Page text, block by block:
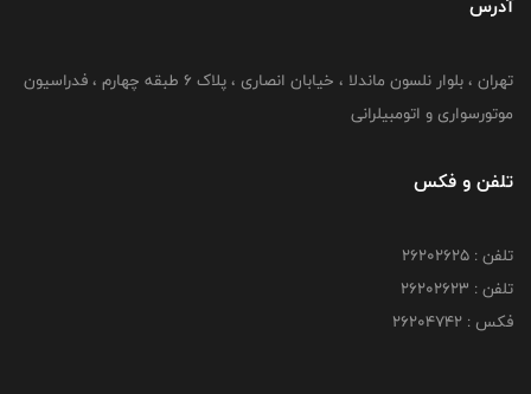
آدرس
تهران ، بلوار نلسون ماندلا ، خیابان انصاری ، پلاک ۶ طبقه چهارم ، فدراسیون
موتورسواری و اتومبیلرانی
تلفن و فکس
تلفن : ۲۶۲۰۲۶۲۵
تلفن : ۲۶۲۰۲۶۲۳
فکس : ۲۶۲۰۴۷۴۲